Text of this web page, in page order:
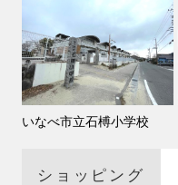
いなべ市立石榑小学校
ショッピング